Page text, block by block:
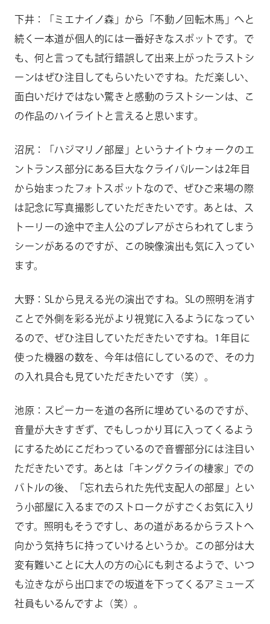
下井：「ミエナイノ森」から「不動ノ回転木馬」へと
続く一本道が個人的には一番好きなスポットです。で
も、何と言っても試行錯誤して出来上がったラストシ
ーンはぜひ注目してもらいたいですね。ただ楽しい、
面白いだけではない驚きと感動のラストシーンは、こ
の作品のハイライトと言えると思います。
沼尻：「ハジマリノ部屋」というナイトウォークのエ
ントランス部分にある巨大なクライバルーンは2年目
から始まったフォトスポットなので、ぜひご来場の際
は記念に写真撮影していただきたいです。あとは、ス
トーリーの途中で主人公のプレアがさらわれてしまう
シーンがあるのですが、この映像演出も気に入ってい
ます。
大野：SLから見える光の演出ですね。SLの照明を消す
ことで外側を彩る光がより視覚に入るようになってい
るので、ぜひ注目していただきたいですね。1年目に
使った機器の数を、今年は倍にしているので、その力
の入れ具合も見ていただきたいです（笑）。
池原：スピーカーを道の各所に埋めているのですが、
音量が大きすぎず、でもしっかり耳に入ってくるよう
にするためにこだわっているので音響部分には注目い
ただきたいです。あとは「キングクライの棲家」での
バトルの後、「忘れ去られた先代支配人の部屋」とい
う小部屋に入るまでのストロークがすごくお気に入り
です。照明もそうですし、あの道があるからラストへ
向かう気持ちに持っていけるというか。この部分は大
変有難いことに大人の方の心にも刺さるようで、いつ
も泣きながら出口までの坂道を下ってくるアミューズ
社員もいるんですよ（笑）。